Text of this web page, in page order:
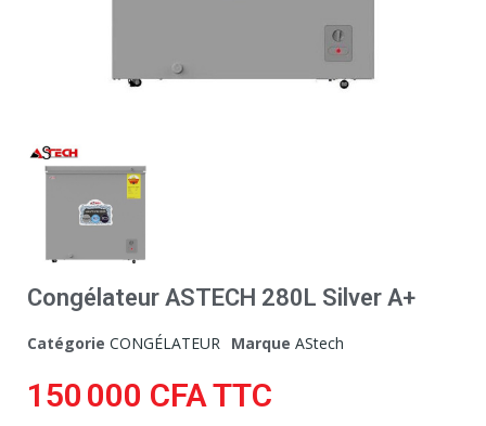
Congélateur ASTECH 280L Silver A+
Catégorie CONGÉLATEUR Marque AStech
150 000 CFATTC